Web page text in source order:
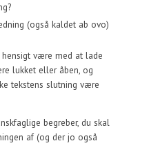
(også kaldet ab ovo)
være med at lade
lukket eller åben, og
tekstens slutning være
begreber, du skal
af (og der jo også